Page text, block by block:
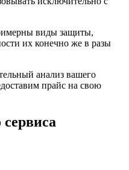
виды защиты,
их конечно же в разы
анализ вашего
прайс на свою